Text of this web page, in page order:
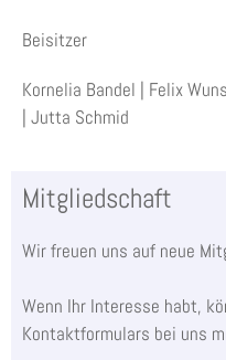
Beisitzer
Kornelia Bandel | Felix
| Jutta Schmid
Mitgliedschaft
Wir freuen uns auf neue
Wenn Ihr Interesse habt,
Kontaktformulars bei uns